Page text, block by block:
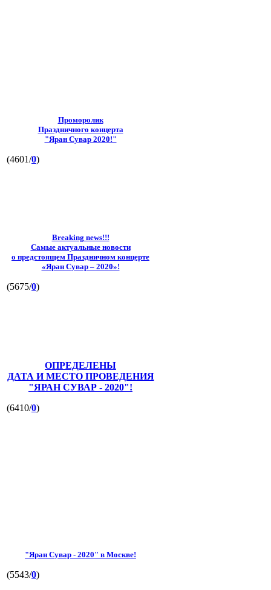
Проморолик
Праздничного концерта
"Яран Сувар 2020!"
(4601/0)
Breaking news!!!
Самые актуальные новости
о предстоящем Праздничном концерте
«Яран Сувар – 2020»!
(5675/0)
ОПРЕДЕЛЕНЫ
ДАТА И МЕСТО ПРОВЕДЕНИЯ
"ЯРАН СУВАР - 2020"!
(6410/0)
"Яран Сувар - 2020" в Москве!
(5543/0)